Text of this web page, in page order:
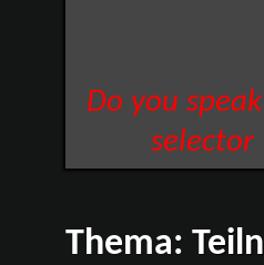
Do you
Thema: